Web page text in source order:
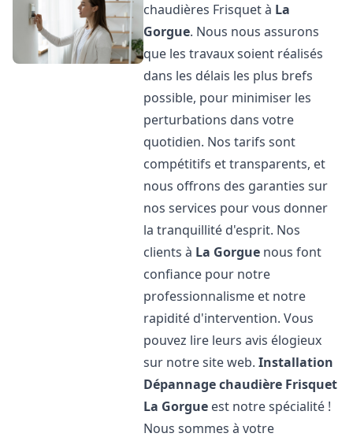
chaudières Frisquet à La
Gorgue. Nous nous assurons
que les travaux soient réalisés
dans les délais les plus brefs
possible, pour minimiser les
perturbations dans votre
quotidien. Nos tarifs sont
compétitifs et transparents, et
nous offrons des garanties sur
nos services pour vous donner
la tranquillité d'esprit. Nos
clients à La Gorgue nous font
confiance pour notre
professionnalisme et notre
rapidité d'intervention. Vous
pouvez lire leurs avis élogieux
sur notre site web.Installation
Dépannage chaudière Frisquet
La Gorgue est notre spécialité !
Nous sommes à votre